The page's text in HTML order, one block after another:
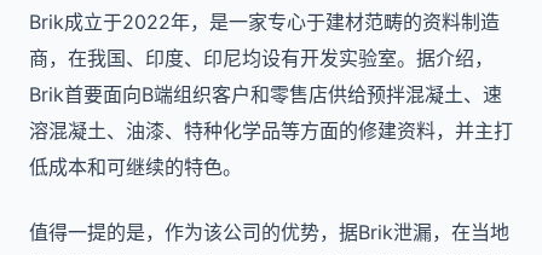
Brik成立于2022年，是一家专心于建材范畴的资料制造
商，在我国、印度、印尼均设有开发实验室。据介绍，
Brik首要面向B端组织客户和零售店供给预拌混凝土、速
溶混凝土、油漆、特种化学品等方面的修建资料，并主打
低成本和可继续的特色。
值得一提的是，作为该公司的优势，据Brik泄漏，在当地